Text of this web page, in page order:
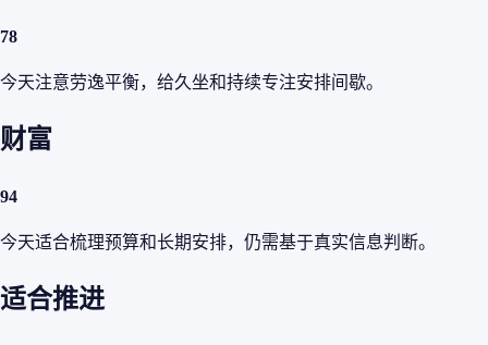
78
今天注意劳逸平衡，给久坐和持续专注安排间歇。
财富
94
今天适合梳理预算和长期安排，仍需基于真实信息判断。
适合推进